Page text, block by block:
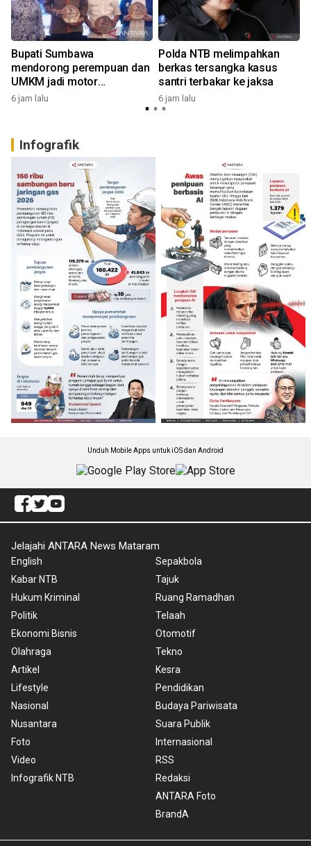
Bupati Sumbawa
mendorong perempuan dan
UMKM jadi motor
penggerak ekonomi
6 jam lalu
Polda NTB melimpahkan
berkas tersangka kasus
santri terbakar ke jaksa
6 jam lalu
Infografik
Unduh Mobile Apps untuk iOS dan Android
Jelajahi ANTARA News Mataram
English
Kabar NTB
Hukum Kriminal
Politik
Ekonomi Bisnis
Olahraga
Artikel
Lifestyle
Nasional
Nusantara
Foto
Video
Infografik NTB
Sepakbola
Tajuk
Ruang Ramadhan
Telaah
Otomotif
Tekno
Kesra
Pendidikan
Budaya Pariwisata
Suara Publik
Internasional
RSS
Redaksi
ANTARA Foto
BrandA